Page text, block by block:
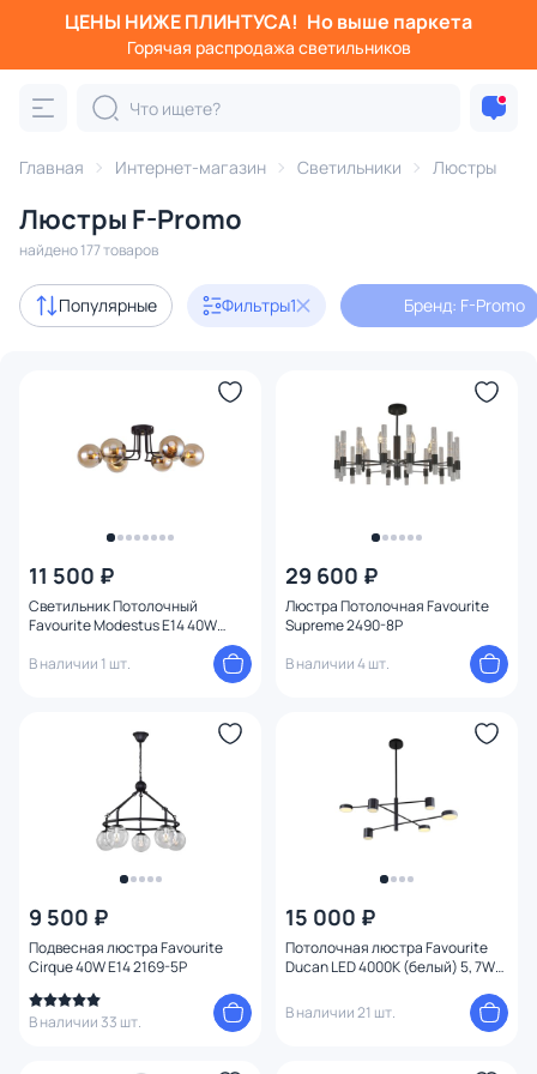
ЦЕНЫ НИЖЕ ПЛИНТУСА! Но выше паркета
Горячая распродажа светильников
Главная Интернет-магазин Светильники Люстры
Люстры F-Promo
найдено 177 товаров
Популярные Фильтры1 Бренд: F-Promo
11 500 ₽
Светильник Потолочный
Favourite Modestus E14 40W
В наличии 1 шт.
29 600 ₽
Люстра Потолочная Favourite
Supreme 2490-8P
В наличии 4 шт.
9 500 ₽
Подвесная люстра Favourite
Cirque 40W E14 2169-5P
В наличии 33 шт.
15 000 ₽
Потолочная люстра Favourite
Ducan LED 4000К (белый) 5, 7W
В наличии 21 шт.
Фильтры
Категория:
подвесные потолочные
Дизайнерский свет
Цвет
Стиль
Материал плафона
Цвет арматуры
Цвет плафона
Размер
Высота (мм)